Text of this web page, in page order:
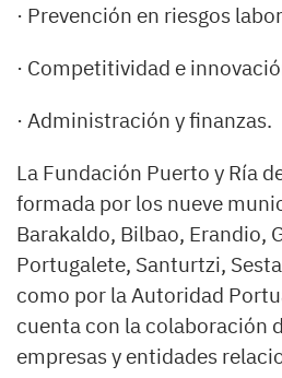
· Prevención en riesgos
· Competitividad e
· Administración y finanzas.
La Fundación Puerto y Ría
formada por los nueve
Barakaldo, Bilbao, Erandio,
Portugalete, Santurtzi,
como por la Autoridad
cuenta con la colaboración
empresas y entidades